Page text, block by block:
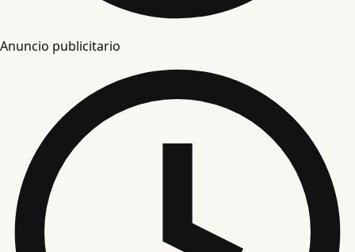
Anuncio publicitario